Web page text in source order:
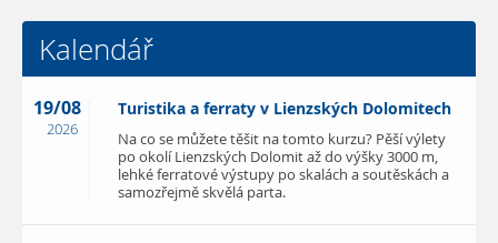
Kalendář
19/08
2026
Turistika a ferraty v Lienzských Dolomitech
Na co se můžete těšit na tomto kurzu? Pěší výlety
po okolí Lienzských Dolomit až do výšky 3000 m,
lehké ferratové výstupy po skalách a soutěskách a
samozřejmě skvělá parta.